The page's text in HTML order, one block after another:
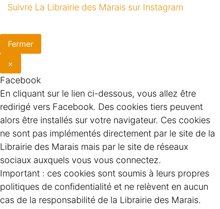
Suivre La Librairie des Marais sur Instagram
Fermer
×
Facebook
En cliquant sur le lien ci-dessous, vous allez être
redirigé vers Facebook. Des cookies tiers peuvent
alors être installés sur votre navigateur. Ces cookies
ne sont pas implémentés directement par le site de la
Librairie des Marais mais par le site de réseaux
sociaux auxquels vous vous connectez.
Important : ces cookies sont soumis à leurs propres
politiques de confidentialité et ne relèvent en aucun
cas de la responsabilité de la Librairie des Marais.